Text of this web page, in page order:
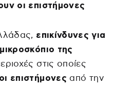
οι επιστήμονες
επικίνδυνες για
της
στις οποίες
επιστήμονεςαπό την